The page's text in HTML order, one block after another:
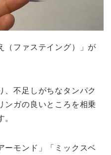
（ファステイング）」が
、不足しがちなタンパク
ンガの良いところを相乗
ーモンド」「ミックスベ